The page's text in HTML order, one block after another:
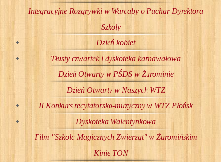
Integracyjne Rozgrywki w Warcaby o Puchar Dyrektora
Szkoły
Dzień kobiet
Tłusty czwartek i dyskoteka karnawałowa
Dzień Otwarty w PŚDS w Żurominie
Dzień Otwarty w Naszych WTZ
II Konkurs recytatorsko-muzyczny w WTZ Płońsk
Dyskoteka Walentynkowa
Film "Szkoła Magicznych Zwierząt" w Żuromińskim
Kinie TON